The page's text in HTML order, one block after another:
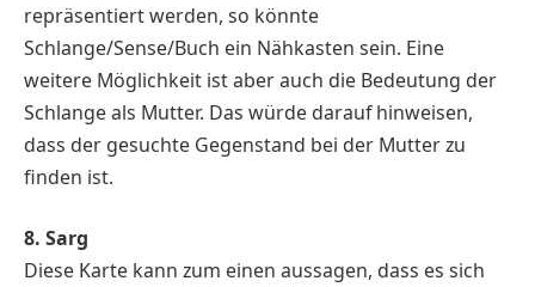
repräsentiert werden, so könnte
Schlange/Sense/Buch ein Nähkasten sein. Eine
weitere Möglichkeit ist aber auch die Bedeutung der
Schlange als Mutter. Das würde darauf hinweisen,
dass der gesuchte Gegenstand bei der Mutter zu
finden ist.
8. Sarg
Diese Karte kann zum einen aussagen, dass es sich